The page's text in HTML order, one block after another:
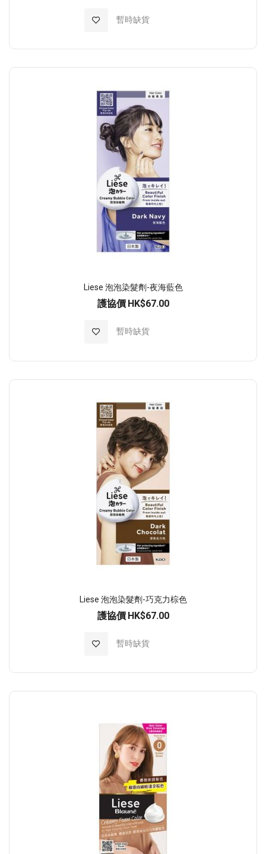
暫時缺貨
加入至願望清單
Liese 泡泡染髮劑-夜海藍色
護協價 HK$67.00
暫時缺貨
加入至願望清單
Liese 泡泡染髮劑-巧克力棕色
護協價 HK$67.00
暫時缺貨
加入至願望清單